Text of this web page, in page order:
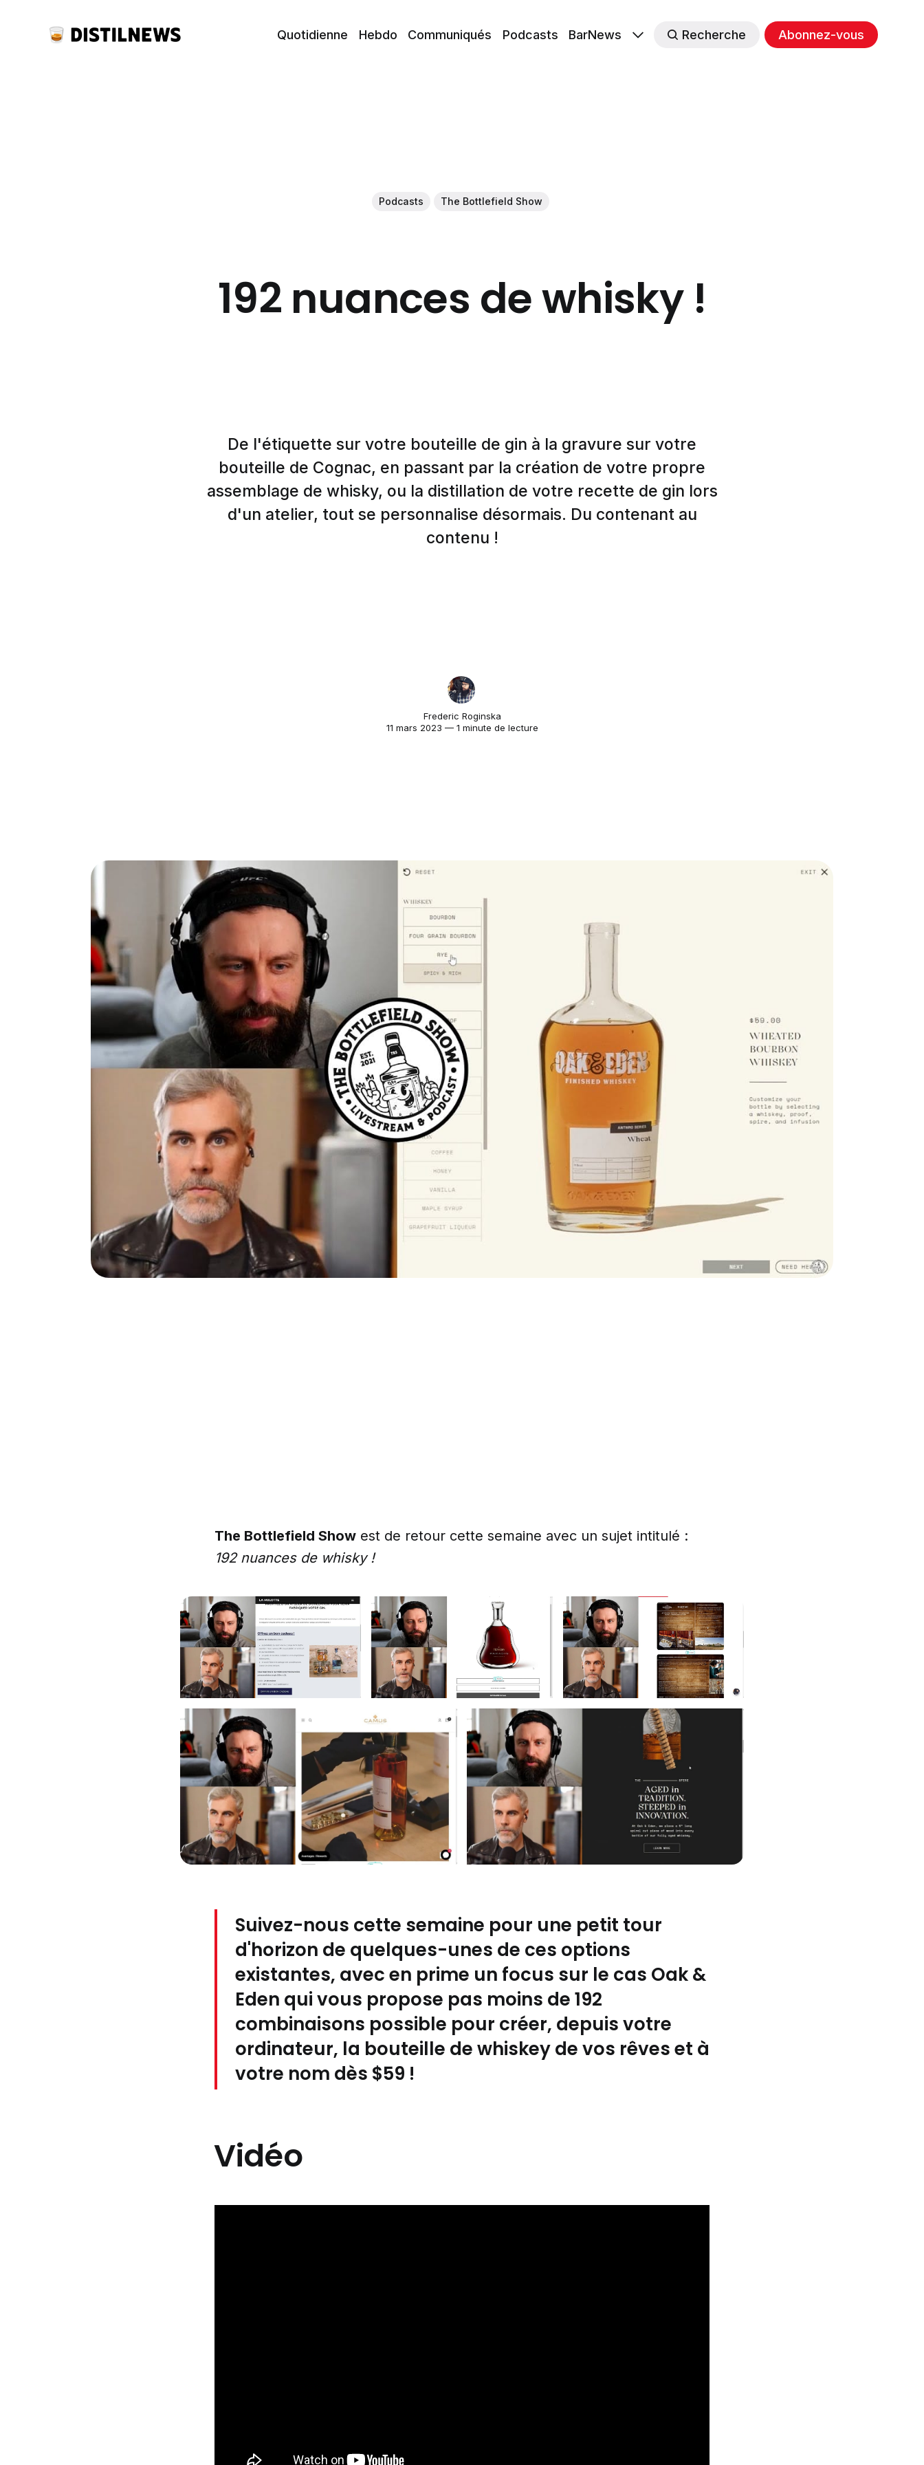
Quotidienne Hebdo Communiqués Podcasts BarNews Recherche Abonnez-vous
Podcasts The Bottlefield Show
192 nuances de whisky !
De l'étiquette sur votre bouteille de gin à la gravure sur votre
bouteille de Cognac, en passant par la création de votre propre
assemblage de whisky, ou la distillation de votre recette de gin lors
d'un atelier, tout se personnalise désormais. Du contenant au
contenu !
Frederic Roginska
11 mars 2023 — 1 minute de lecture
The Bottlefield Show est de retour cette semaine avec un sujet intitulé :
192 nuances de whisky !
Suivez-nous cette semaine pour une petit tour
d'horizon de quelques-unes de ces options
existantes, avec en prime un focus sur le cas Oak &
Eden qui vous propose pas moins de 192
combinaisons possible pour créer, depuis votre
ordinateur, la bouteille de whiskey de vos rêves et à
votre nom dès $59 !
Vidéo